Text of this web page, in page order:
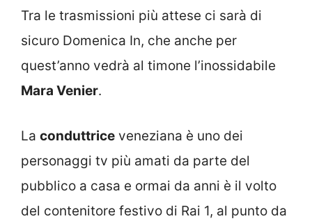
Tra le trasmissioni più attese ci sarà di
sicuro Domenica In, che anche per
quest’anno vedrà al timone l’inossidabile
Mara Venier.
La conduttrice veneziana è uno dei
personaggi tv più amati da parte del
pubblico a casa e ormai da anni è il volto
del contenitore festivo di Rai 1, al punto da